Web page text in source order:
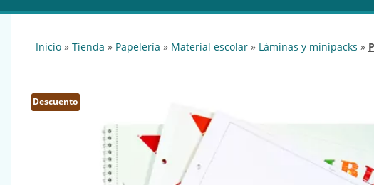
todo lo
para tu
inicio » tienda » papelería » material escolar » láminas y minipacks »
Descuento